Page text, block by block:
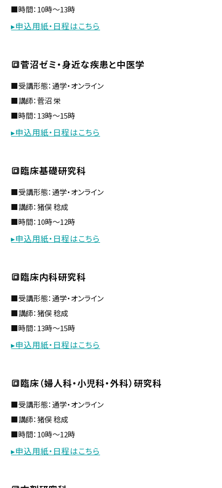
■時間：10時～13時
▸申込用紙・日程はこちら
🔳菅沼ゼミ・身近な疾患と中医学
■受講形態：通学・オンライン
■講師：菅沼 栄
■時間：13時～15時
▸申込用紙・日程はこちら
🔳臨床基礎研究科
■受講形態：通学・オンライン
■講師：猪俣 稔成
■時間：10時～12時
▸申込用紙・日程はこちら
🔳臨床内科研究科
■受講形態：通学・オンライン
■講師：猪俣 稔成
■時間：13時～15時
▸申込用紙・日程はこちら
🔳臨床（婦人科・小児科・外科）研究科
■受講形態：通学・オンライン
■講師：猪俣 稔成
■時間：10時～12時
▸申込用紙・日程はこちら